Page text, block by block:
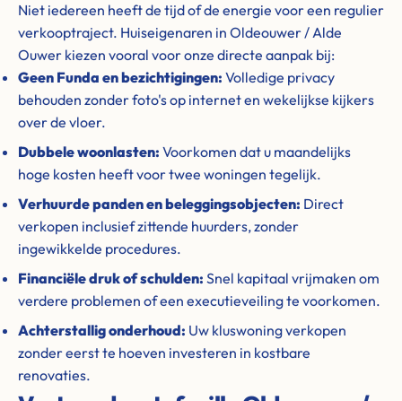
Niet iedereen heeft de tijd of de energie voor een regulier
verkooptraject. Huiseigenaren in Oldeouwer / Alde
Ouwer kiezen vooral voor onze directe aanpak bij:
Geen Funda en bezichtigingen: Volledige privacy
behouden zonder foto's op internet en wekelijkse kijkers
over de vloer.
Dubbele woonlasten: Voorkomen dat u maandelijks
hoge kosten heeft voor twee woningen tegelijk.
Verhuurde panden en beleggingsobjecten: Direct
verkopen inclusief zittende huurders, zonder
ingewikkelde procedures.
Financiële druk of schulden: Snel kapitaal vrijmaken om
verdere problemen of een executieveiling te voorkomen.
Achterstallig onderhoud: Uw kluswoning verkopen
zonder eerst te hoeven investeren in kostbare
renovaties.